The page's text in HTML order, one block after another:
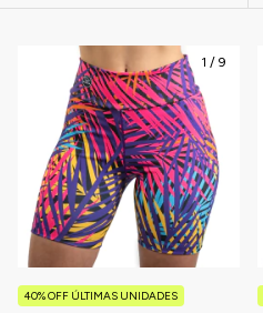
1 / 9
40% OFF ÚLTIMAS UNIDADES